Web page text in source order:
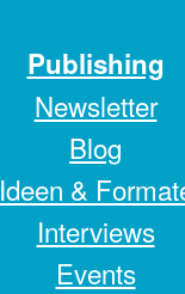
Publishing
Newsletter
Blog
Ideen &
Interviews
Events